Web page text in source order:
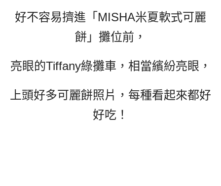
好不容易擠進「MISHA米夏軟式可麗
餅」攤位前，
亮眼的Tiffany綠攤車，相當繽紛亮眼，
上頭好多可麗餅照片，每種看起來都好
好吃！